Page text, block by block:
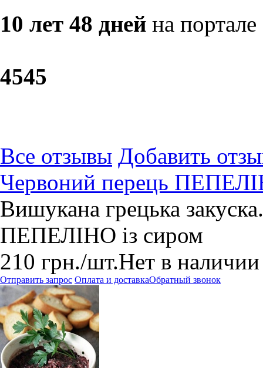
10 лет 48 дней на портале
4545
Все отзывы Добавить
Червоний перець
Вишукана грецька
ПЕПЕЛІНО із сиром
210 грн./шт.Нет в наличии
Отправить запрос Оплата и доставкаОбратный звонок